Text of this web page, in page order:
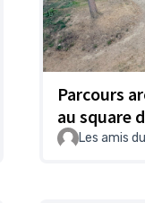
Parcours
au square
Les amis